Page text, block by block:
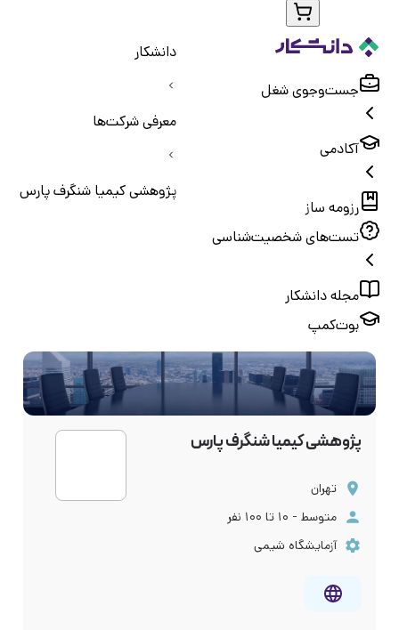
جست‌و‌جوی شغل
آکادمی
رزومه ساز
تست‌های شخصیت‌شناسی
مجله دانشکار
بوت‌کمپ
دانشکار
معرفی شرکت‌ها
پژوهشی کیمیا شنگرف پارس
پژوهشی کیمیا شنگرف پارس
تهران
متوسط - ۱۰ تا ۱۰۰ نفر
آزمایشگاه شیمی